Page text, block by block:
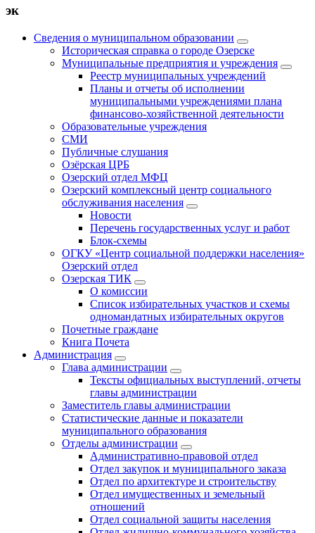
эк
Сведения о муниципальном образовании
Историческая справка о городе Озерске
Муниципальные предприятия и учреждения
Реестр муниципальных учреждений
Планы и отчеты об исполнении
муниципальными учреждениями плана
финансово-хозяйственной деятельности
Образовательные учреждения
СМИ
Публичные слушания
Озёрская ЦРБ
Озерский отдел МФЦ
Озерский комплексный центр социального
обслуживания населения
Новости
Перечень государственных услуг и работ
Блок-схемы
ОГКУ «Центр социальной поддержки населения»
Озерский отдел
Озерская ТИК
О комиссии
Список избирательных участков и схемы
одномандатных избирательных округов
Почетные граждане
Книга Почета
Администрация
Глава администрации
Тексты официальных выступлений, отчеты
главы администрации
Заместитель главы администрации
Статистические данные и показатели
муниципального образования
Отделы администрации
Административно-правовой отдел
Отдел закупок и муниципального заказа
Отдел по архитектуре и строительству
Отдел имущественных и земельный
отношений
Отдел социальной защиты населения